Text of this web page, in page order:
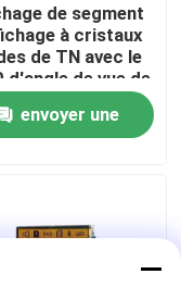
TFT
de segment
à cristaux
de TN avec le
d'angle de vue de
3bias 1/6duty
envoyer une